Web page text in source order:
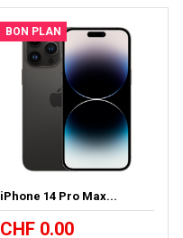
BON PLAN
iPhone 14 Pro Max...
CHF 0.00